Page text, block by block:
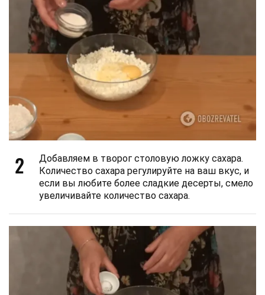
2
Добавляем в творог столовую ложку сахара.
Количество сахара регулируйте на ваш вкус, и
если вы любите более сладкие десерты, смело
увеличивайте количество сахара.